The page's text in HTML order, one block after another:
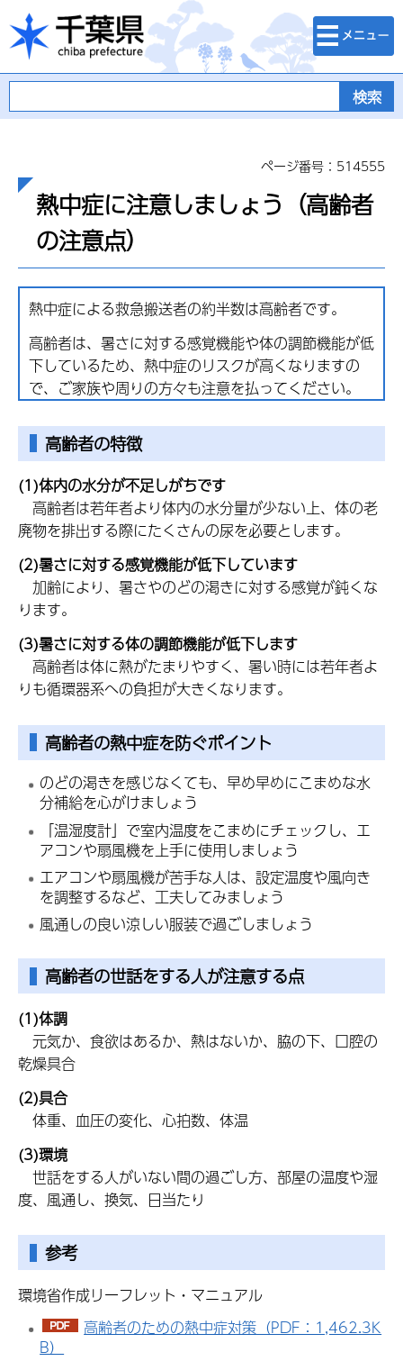
千葉県
検索・メニュ
ー
ページ番号：514555
熱中症に注意しましょう（高齢者
の注意点）
熱中症による救急搬送者の約半数は高齢者です。
高齢者は、暑さに対する感覚機能や体の調節機能が低
下しているため、熱中症のリスクが高くなりますの
で、ご家族や周りの方々も注意を払ってください。
高齢者の特徴
(1)体内の水分が不足しがちです
高齢者は若年者より体内の水分量が少ない上、体の老
廃物を排出する際にたくさんの尿を必要とします。
(2)暑さに対する感覚機能が低下しています
加齢により、暑さやのどの渇きに対する感覚が鈍くな
ります。
(3)暑さに対する体の調節機能が低下します
高齢者は体に熱がたまりやすく、暑い時には若年者よ
りも循環器系への負担が大きくなります。
高齢者の熱中症を防ぐポイント
のどの渇きを感じなくても、早め早めにこまめな水
分補給を心がけましょう
「温湿度計」で室内温度をこまめにチェックし、エ
アコンや扇風機を上手に使用しましょう
エアコンや扇風機が苦手な人は、設定温度や風向き
を調整するなど、工夫してみましょう
風通しの良い涼しい服装で過ごしましょう
高齢者の世話をする人が注意する点
(1)体調
元気か、食欲はあるか、熱はないか、脇の下、口腔の
乾燥具合
(2)具合
体重、血圧の変化、心拍数、体温
(3)環境
世話をする人がいない間の過ごし方、部屋の温度や湿
度、風通し、換気、日当たり
参考
環境省作成リーフレット・マニュアル
高齢者のための熱中症対策（PDF：1,462.3K
B）